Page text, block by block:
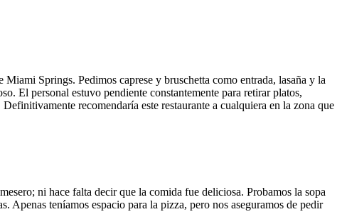
Springs. Pedimos caprese y bruschetta como entrada, lasaña y la
El personal estuvo pendiente constantemente para retirar platos,
recomendaría este restaurante a cualquiera en la zona que
ni hace falta decir que la comida fue deliciosa. Probamos la sopa
Apenas teníamos espacio para la pizza, pero nos aseguramos de pedir